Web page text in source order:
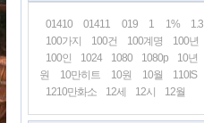
01410 01411 019 1 1% 1.3
100가지
100건 100계명 100년
100인
1024 1080 1080p 10년
원
10만히트 10원 10월 110IS
1210만화소
12세 12시 12월